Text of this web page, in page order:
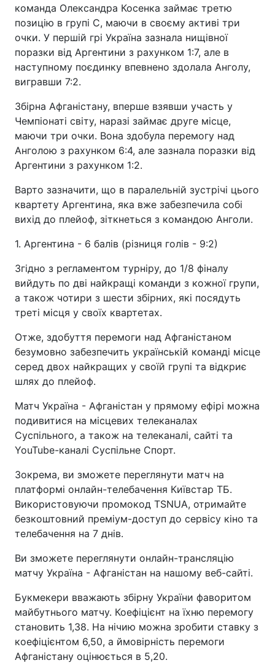
команда Олександра Косенка займає третю
позицію в групі С, маючи в своєму активі три
очки. У першій грі Україна зазнала нищівної
поразки від Аргентини з рахунком 1:7, але в
наступному поєдинку впевнено здолала Анголу,
вигравши 7:2.
Збірна Афганістану, вперше взявши участь у
Чемпіонаті світу, наразі займає друге місце,
маючи три очки. Вона здобула перемогу над
Анголою з рахунком 6:4, але зазнала поразки від
Аргентини з рахунком 1:2.
Варто зазначити, що в паралельній зустрічі цього
квартету Аргентина, яка вже забезпечила собі
вихід до плейоф, зіткнеться з командою Анголи.
1. Аргентина - 6 балів (різниця голів - 9:2)
Згідно з регламентом турніру, до 1/8 фіналу
вийдуть по дві найкращі команди з кожної групи,
а також чотири з шести збірних, які посядуть
треті місця у своїх квартетах.
Отже, здобуття перемоги над Афганістаном
безумовно забезпечить українській команді місце
серед двох найкращих у своїй групі та відкриє
шлях до плейоф.
Матч Україна - Афганістан у прямому ефірі можна
подивитися на місцевих телеканалах
Суспільного, а також на телеканалі, сайті та
YouTube-каналі Суспільне Спорт.
Зокрема, ви зможете переглянути матч на
платформі онлайн-телебачення Київстар ТБ.
Використовуючи промокод TSNUA, отримайте
безкоштовний преміум-доступ до сервісу кіно та
телебачення на 7 днів.
Ви зможете переглянути онлайн-трансляцію
матчу Україна - Афганістан на нашому веб-сайті.
Букмекери вважають збірну України фаворитом
майбутнього матчу. Коефіцієнт на їхню перемогу
становить 1,38. На нічию можна зробити ставку з
коефіцієнтом 6,50, а ймовірність перемоги
Афганістану оцінюється в 5,20.